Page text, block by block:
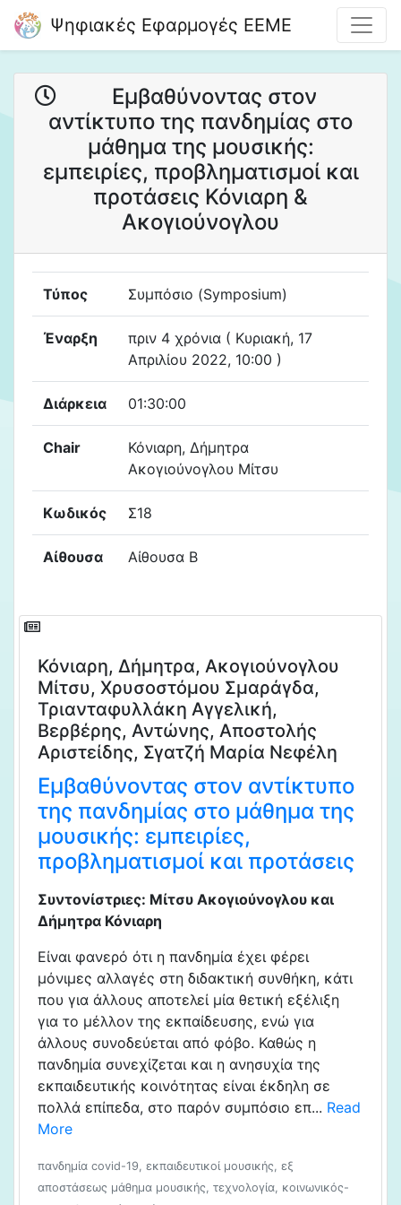
Ψηφιακές Εφαρμογές ΕΕΜΕ
Εμβαθύνοντας στον
αντίκτυπο της πανδημίας στο
μάθημα της μουσικής:
εμπειρίες, προβληματισμοί και
προτάσεις Κόνιαρη &
Ακογιούνογλου
Τύπος Συμπόσιο (Symposium)
Έναρξη
πριν 4 χρόνια ( Κυριακή, 17
Απριλίου 2022, 10:00 )
Διάρκεια 01:30:00
Chair
Κόνιαρη, Δήμητρα
Ακογιούνογλου Μίτσυ
Κωδικός Σ18
Αίθουσα Αίθουσα Β
Κόνιαρη, Δήμητρα, Ακογιούνογλου
Μίτσυ, Χρυσοστόμου Σμαράγδα,
Τριανταφυλλάκη Αγγελική,
Βερβέρης, Αντώνης, Αποστολής
Αριστείδης, Σγατζή Μαρία Νεφέλη
Εμβαθύνοντας στον αντίκτυπο
της πανδημίας στο μάθημα της
μουσικής: εμπειρίες,
προβληματισμοί και προτάσεις
Συντονίστριες: Μίτσυ Ακογιούνογλου και
Δήμητρα Κόνιαρη
Είναι φανερό ότι η πανδημία έχει φέρει
μόνιμες αλλαγές στη διδακτική συνθήκη, κάτι
που για άλλους αποτελεί μία θετική εξέλιξη
για το μέλλον της εκπαίδευσης, ενώ για
άλλους συνοδεύεται από φόβο. Καθώς η
πανδημία συνεχίζεται και η ανησυχία της
εκπαιδευτικής κοινότητας είναι έκδηλη σε
πολλά επίπεδα, στο παρόν συμπόσιο επ... Read
More
πανδημία covid-19, εκπαιδευτικοί μουσικής, εξ
αποστάσεως μάθημα μουσικής, τεχνολογία, κοινωνικός-